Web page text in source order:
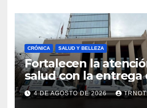
CRÓNICA SALUD Y BELLEZA
Fortalecen la
salud con la entrega
nuevas ambulancias
Cauquenes y
4 DE AGOSTO DE 2026